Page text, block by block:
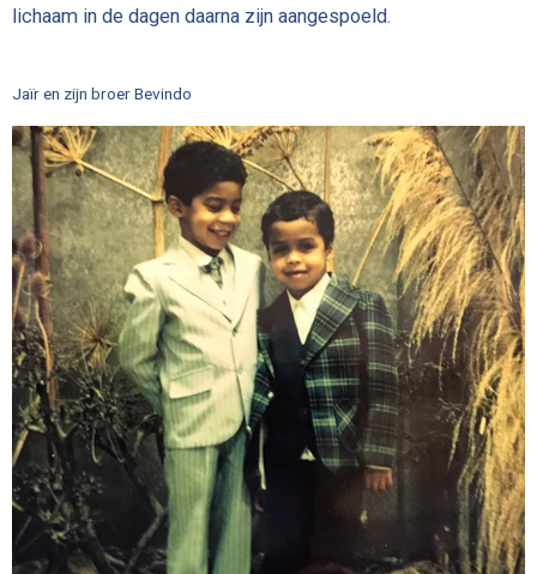
lichaam in de dagen daarna zijn aangespoeld.
Jaïr en zijn broer Bevindo